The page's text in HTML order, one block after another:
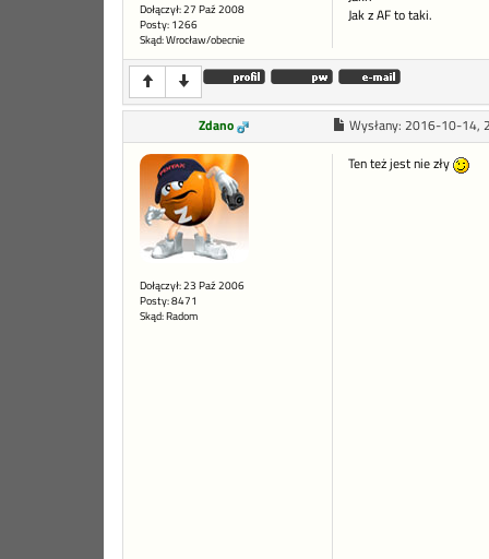
Dołączył: 27 Paź 2008
Posty: 1266
Skąd: Wrocław/obecnie
Jak z AF to taki.
Zdano Wysłany: 2016-10-14,
Dołączył: 23 Paź 2006
Posty: 8471
Skąd: Radom
Ten też jest nie zły